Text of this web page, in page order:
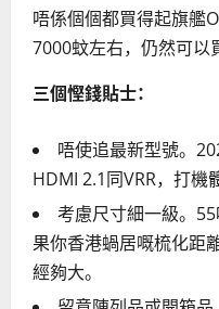
唔係個個都買得起旗艦
7000蚊左右，仍然可以
三個慳錢貼士：
唔使追最新型號。
HDMI 2.1同VRR，打機
考慮尺寸細一級。
果你香港蝸居嘅梳化距
經夠大。